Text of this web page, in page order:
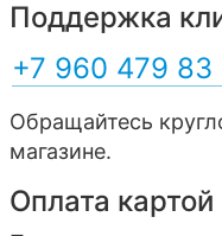
Поддержка
+7 960 479 83
Обращайтесь
магазине.
Оплата картой